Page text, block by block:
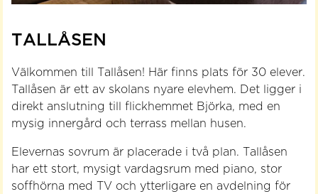
TALLÅSEN
Välkommen till Tallåsen! Här finns plats för 30 elever.
Tallåsen är ett av skolans nyare elevhem. Det ligger i
direkt anslutning till flickhemmet Björka, med en
mysig innergård och terrass mellan husen.
Elevernas sovrum är placerade i två plan. Tallåsen
har ett stort, mysigt vardagsrum med piano, stor
soffhörna med TV och ytterligare en avdelning för